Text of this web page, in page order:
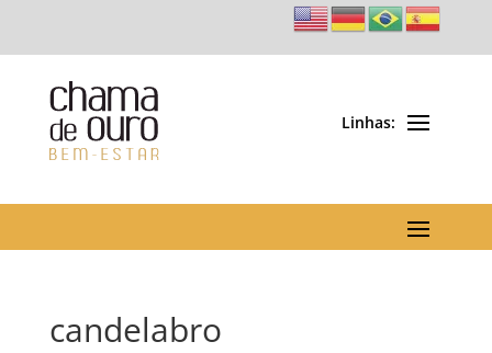
candelabro